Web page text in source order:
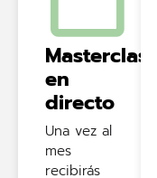
Masterclass
en
directo
Una vez al
mes
recibirás